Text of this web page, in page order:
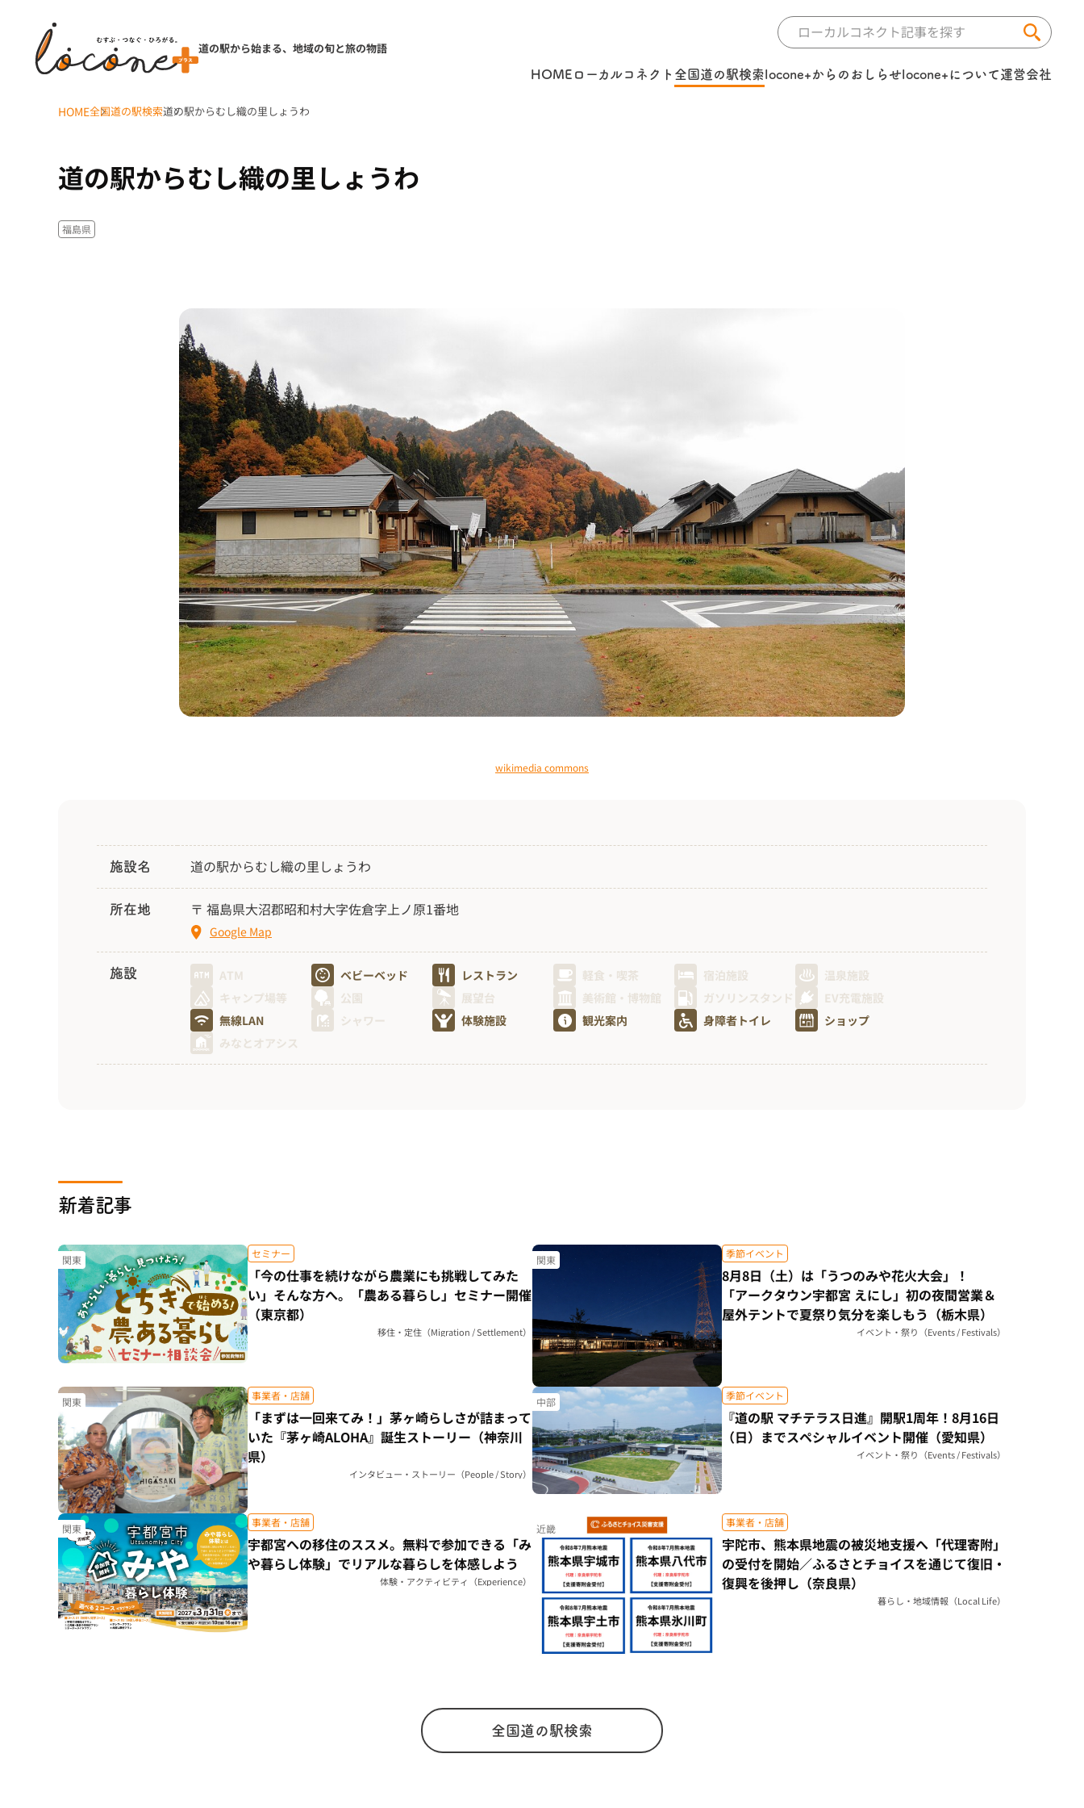
道の駅から始まる、地域の旬と旅の物語
HOME ローカルコネクト 全国道の駅検索locone+からのおしらせlocone+について運営会社
HOME全国道の駅検索道の駅からむし織の里しょうわ
道の駅からむし織の里しょうわ
福島県
wikimedia commons
施設名 道の駅からむし織の里しょうわ
所在地 〒 福島県大沼郡昭和村大字佐倉字上ノ原1番地
Google Map
施設 ATM ベビーベッド レストラン 軽食・喫茶 宿泊施設
温泉施設
キャンプ場等
公園 展望台 美術館・博物館 ガソリンスタンド
EV充電施設
無線LAN
シャワー 体験施設 観光案内 身障者トイレ
ショップ
みなとオアシス
新着記事
関東 セミナー
「今の仕事を続けながら農業にも挑戦してみた
い」そんな方へ。「農ある暮らし」セミナー開催
（東京都）
移住・定住（Migration / Settlement）
関東 季節イベント
8月8日（土）は「うつのみや花火大会」！
「アークタウン宇都宮 えにし」初の夜間営業＆
屋外テントで夏祭り気分を楽しもう（栃木県）
イベント・祭り（Events / Festivals）
関東 事業者・店舗
「まずは一回来てみ！」茅ヶ崎らしさが詰まって
いた『茅ヶ崎ALOHA』誕生ストーリー（神奈川
県）
インタビュー・ストーリー（People / Story）
中部 季節イベント
『道の駅 マチテラス日進』開駅1周年！8月16日
（日）までスペシャルイベント開催（愛知県）
イベント・祭り（Events / Festivals）
関東 事業者・店舗
宇都宮への移住のススメ。無料で参加できる「み
や暮らし体験」でリアルな暮らしを体感しよう
体験・アクティビティ（Experience）
近畿 事業者・店舗
宇陀市、熊本県地震の被災地支援へ「代理寄附」
の受付を開始／ふるさとチョイスを通じて復旧・
復興を後押し（奈良県）
暮らし・地域情報（Local Life）
全国道の駅検索